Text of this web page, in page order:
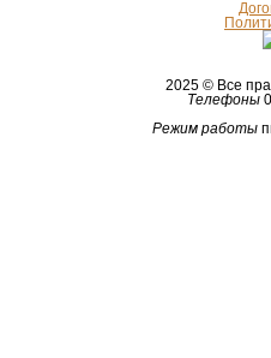
2025 © Все
Телефоны
Режим работы